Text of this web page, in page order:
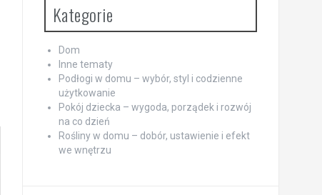
Kategorie
Dom
Inne tematy
Podłogi w domu – wybór, styl i codzienne
użytkowanie
Pokój dziecka – wygoda, porządek i rozwój
na co dzień
Rośliny w domu – dobór, ustawienie i efekt
we wnętrzu